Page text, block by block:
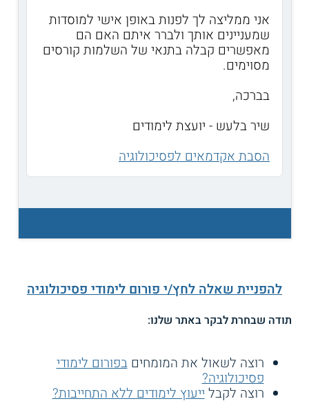
אני ממליצה לך לפנות באופן אישי למוסדות
שמעניינים אותך ולברר איתם האם הם
מאפשרים קבלה בתנאי של השלמות קורסים
מסוימים.
בברכה,
שיר בלעש - יועצת לימודים
הסבת אקדמאים לפסיכולוגיה
להפניית שאלה לחץ/י פורום לימודי פסיכולוגיה
תודה שבחרת לבקר באתר שלנו:
רוצה לשאול את המומחיםבפורום לימודי
פסיכולוגיה?
רוצה לקבלייעוץ לימודים ללא התחייבות?